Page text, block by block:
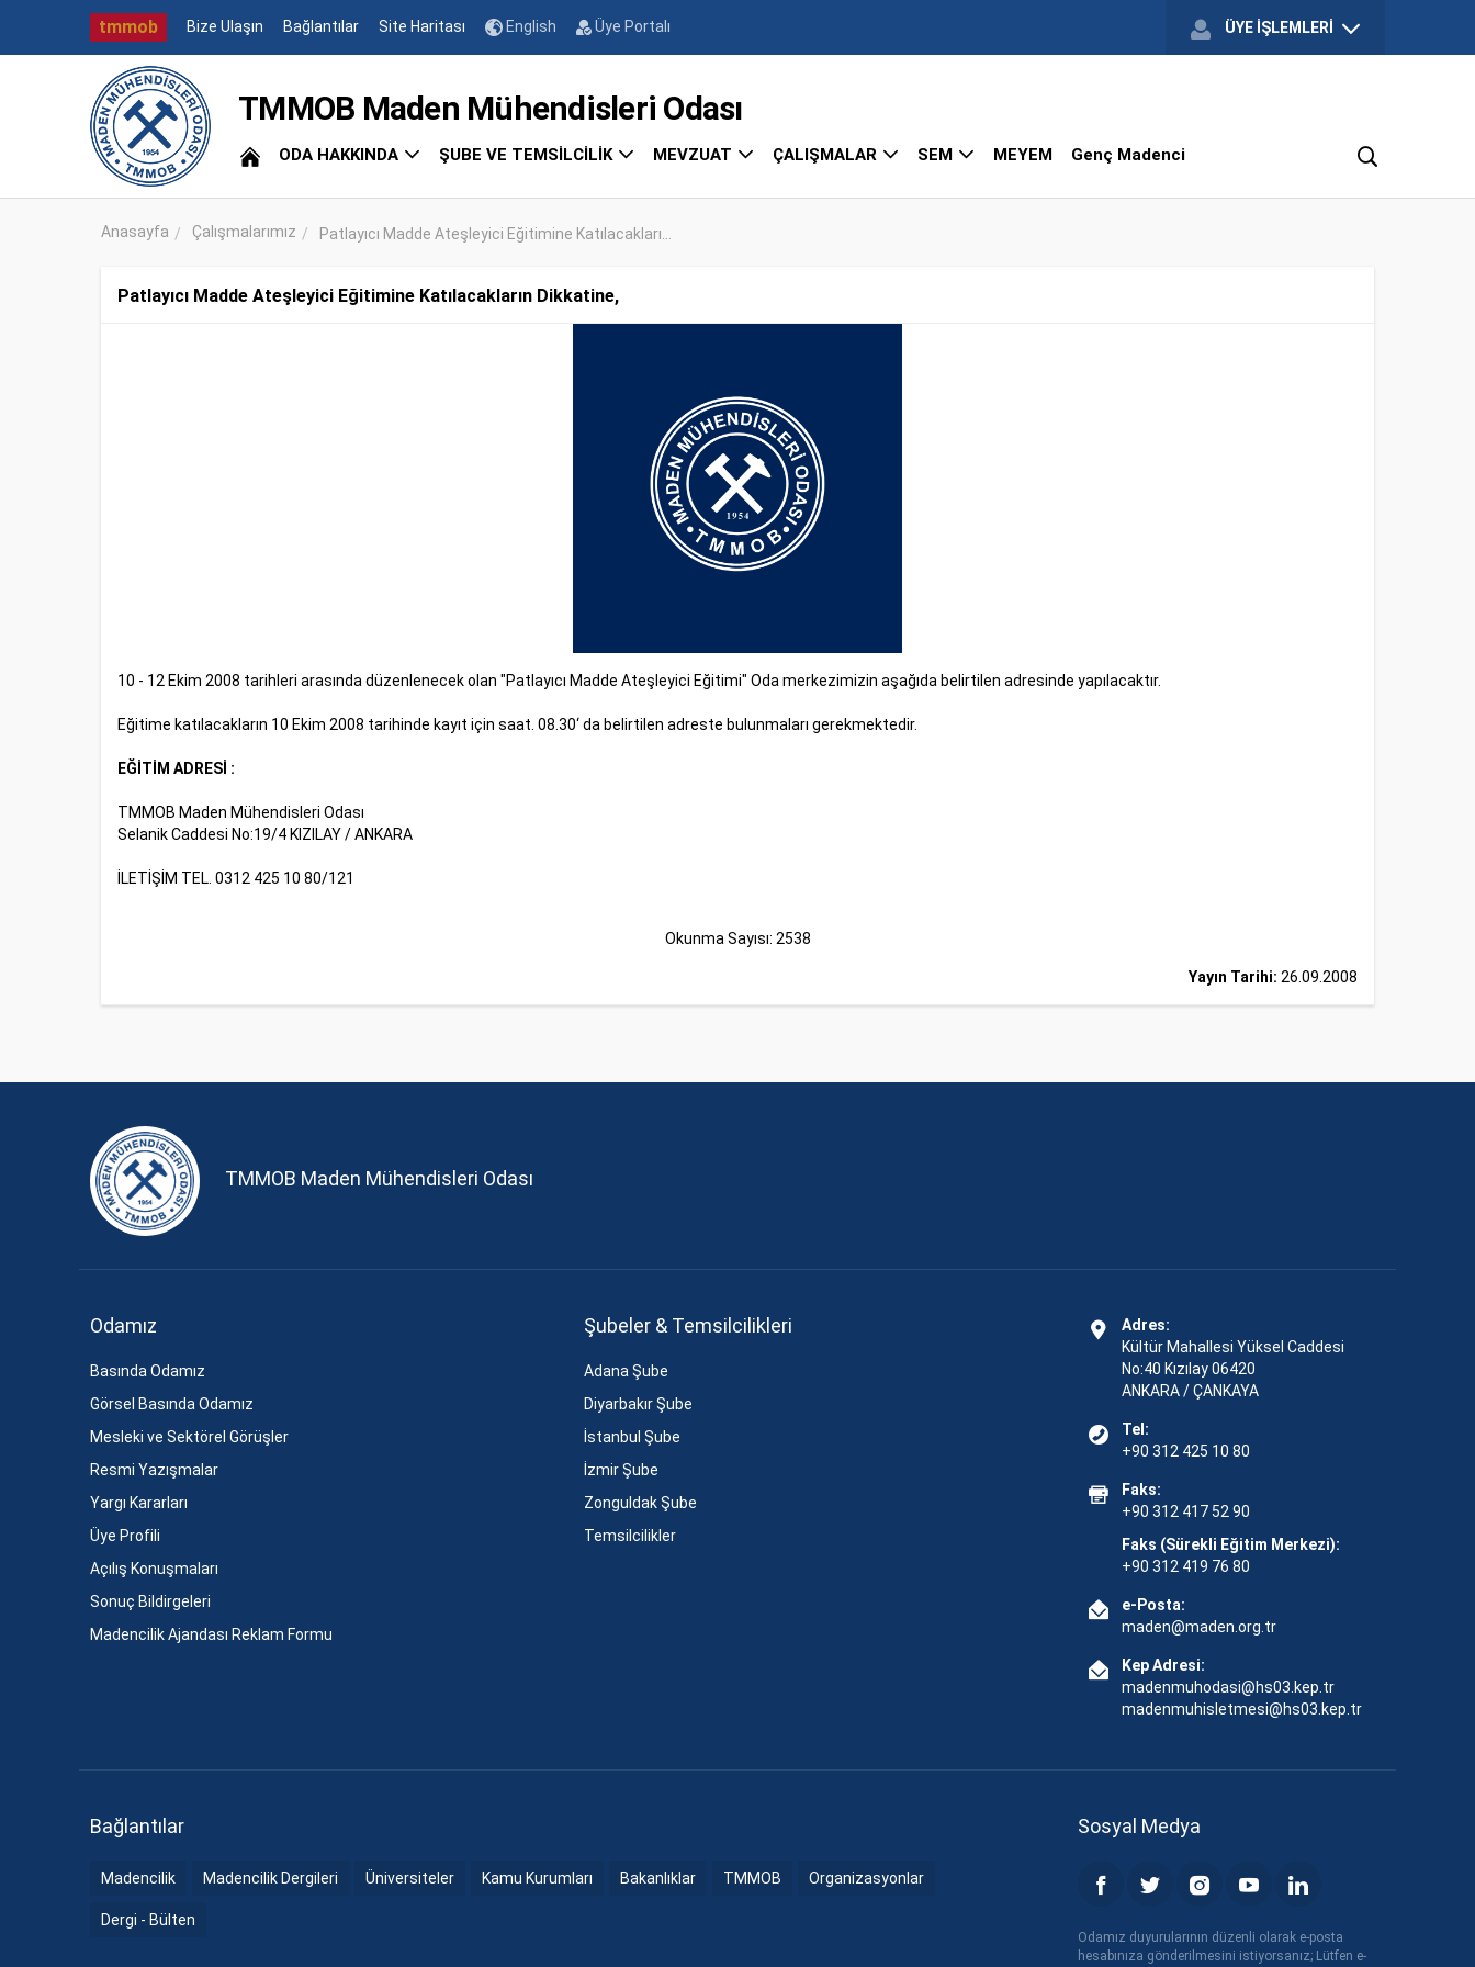
tmmob Bize Ulaşın Bağlantılar Site Haritası English Üye Portalı ÜYE İŞLEMLERİ
TMMOB Maden Mühendisleri Odası
ODA HAKKINDA ŞUBE VE TEMSİLCİLİK MEVZUAT ÇALIŞMALAR SEM MEYEM Genç Madenci
Anasayfa Çalışmalarımız Patlayıcı Madde Ateşleyici Eğitimine Katılacakları...
Patlayıcı Madde Ateşleyici Eğitimine Katılacakların Dikkatine,
10 - 12 Ekim 2008 tarihleri arasında düzenlenecek olan "Patlayıcı Madde Ateşleyici Eğitimi" Oda merkezimizin aşağıda belirtilen adresinde yapılacaktır.
Eğitime katılacakların 10 Ekim 2008 tarihinde kayıt için saat. 08.30‘ da belirtilen adreste bulunmaları gerekmektedir.
EĞİTİM ADRESİ :
TMMOB Maden Mühendisleri Odası
Selanik Caddesi No:19/4 KIZILAY / ANKARA
İLETİŞİM TEL. 0312 425 10 80/121
Okunma Sayısı: 2538
Yayın Tarihi: 26.09.2008
TMMOB Maden Mühendisleri Odası
Odamız
Basında Odamız
Görsel Basında Odamız
Mesleki ve Sektörel Görüşler
Resmi Yazışmalar
Yargı Kararları
Üye Profili
Açılış Konuşmaları
Sonuç Bildirgeleri
Madencilik Ajandası Reklam Formu
Şubeler & Temsilcilikleri
Adana Şube
Diyarbakır Şube
İstanbul Şube
İzmir Şube
Zonguldak Şube
Temsilcilikler
Adres:
Kültür Mahallesi Yüksel Caddesi
No:40 Kızılay 06420
ANKARA / ÇANKAYA
Tel:
+90 312 425 10 80
Faks:
+90 312 417 52 90
Faks (Sürekli Eğitim Merkezi):
+90 312 419 76 80
e-Posta:
maden@maden.org.tr
Kep Adresi:
madenmuhodasi@hs03.kep.tr
madenmuhisletmesi@hs03.kep.tr
Bağlantılar
Madencilik Madencilik Dergileri Üniversiteler Kamu Kurumları Bakanlıklar TMMOB Organizasyonlar
Dergi - Bülten
Sosyal Medya
Odamız duyurularının düzenli olarak e-posta
hesabınıza gönderilmesini istiyorsanız; Lütfen e-